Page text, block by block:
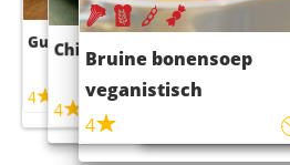
Guacamole
4
Chili con carne
4 45m
Bruine bonensoep
veganistisch
4
Sushi rijstsalade
maaltijdsalade
4